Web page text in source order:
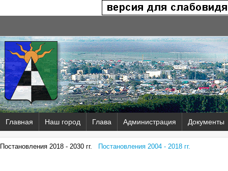
Главная Наш город Глава Администрация Документы
Постановления 2018 - 2030 гг. Постановления 2004 - 2018 гг.